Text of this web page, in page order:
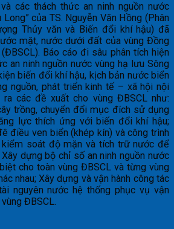
các thách thức an ninh nguồn nước
của TS. Nguyễn Văn Hồng (Phân
Thủy văn và Biến đổi khí hậu) đã
mặt, nước dưới đất của vùng Đồng
Báo cáo đi sâu phân tích hiện
an ninh nguồn nước vùng hạ lưu Sông
biến đổi khí hậu, kịch bản nước biển
nguồn, phát triển kinh tế – xã hội nội
các đề xuất cho vùng ĐBSCL như:
trồng, chuyển đổi mục đích sử dụng
lực thích ứng với biến đổi khí hậu;
điều ven biển (khép kín) và công trình
soát độ mặn và tích trữ nước để
dựng bộ chỉ số an ninh nguồn nước
cho toàn vùng ĐBSCL và từng vùng
nhau; Xây dựng và vận hành công tác
nguyên nước hệ thống phục vụ vận
ĐBSCL.